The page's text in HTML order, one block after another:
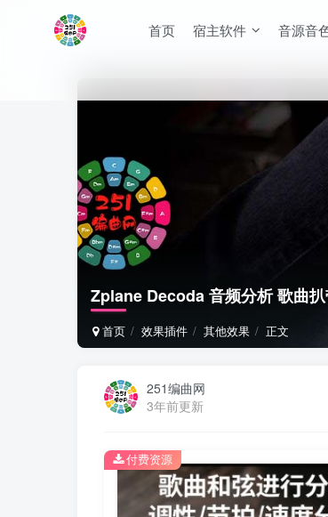
首页 宿主软件 音源音
Zplane Decoda 音频分析 歌曲
首页 效果插件 其他效果 正文
251编曲网
3年前更新
付费资源